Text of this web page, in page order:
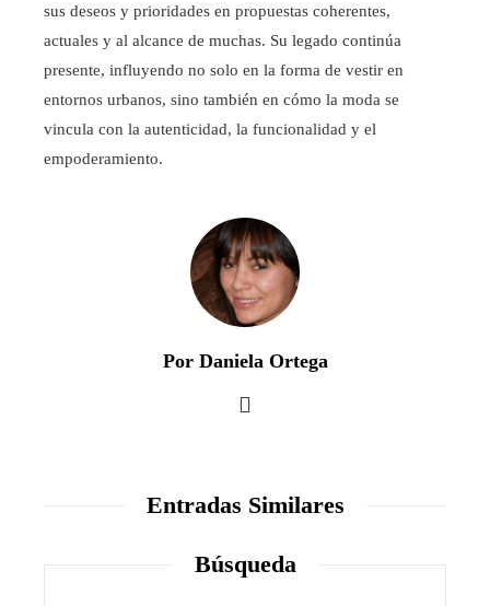
sus deseos y prioridades en propuestas coherentes,
actuales y al alcance de muchas. Su legado continúa
presente, influyendo no solo en la forma de vestir en
entornos urbanos, sino también en cómo la moda se
vincula con la autenticidad, la funcionalidad y el
empoderamiento.
Por Daniela Ortega
Entradas Similares
Búsqueda